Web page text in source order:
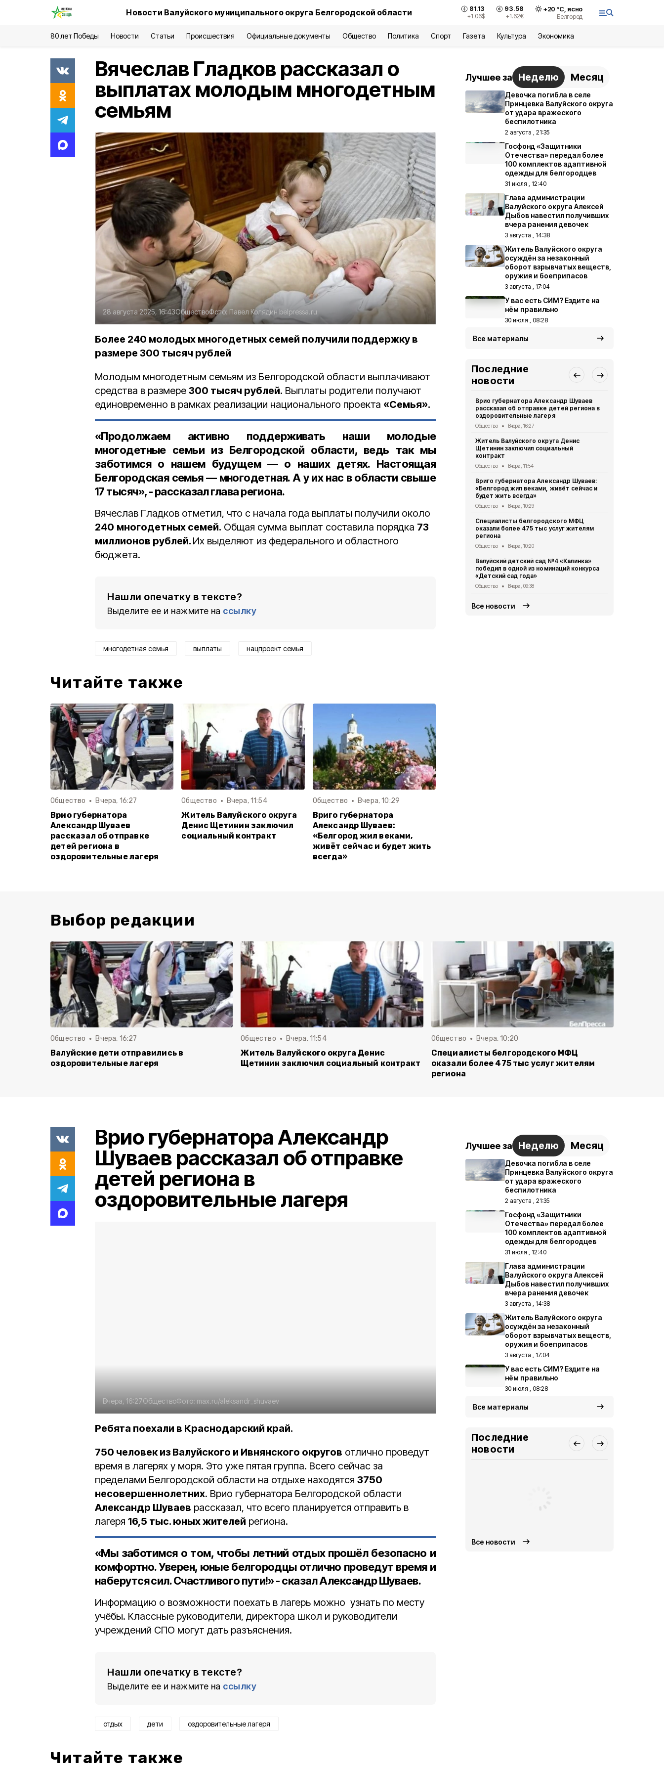
Новости Валуйского муниципального округа Белгородской области 81.13
+1.06$
93.58
+1.62€
+20 °С, ясно
Белгород
80 лет Победы Новости Статьи Происшествия Официальные документы Общество Политика Спорт Газета Культура Экономика
Вячеслав Гладков рассказал о
выплатах молодым многодетным
семьям
28 августа 2025, 16:43ОбществоФото: Павел Колядин belpressa.ru
Более 240 молодых многодетных семей получили поддержку в
размере 300 тысяч рублей
Молодым многодетным семьям из Белгородской области выплачивают
средства в размере 300 тысяч рублей. Выплаты родители получают
единовременно в рамках реализации национального проекта «Семья».
«Продолжаем активно поддерживать наши молодые
многодетные семьи из Белгородской области, ведь так мы
заботимся о нашем будущем — о наших детях. Настоящая
Белгородская семья — многодетная. А у их нас в области свыше
17 тысяч», - рассказал глава региона.
Вячеслав Гладков отметил, что с начала года выплаты получили около
240 многодетных семей. Общая сумма выплат составила порядка 73
миллионов рублей. Их выделяют из федерального и областного
бюджета.
Нашли опечатку в тексте?
Выделите ее и нажмите на ссылку
многодетная семья выплаты нацпроект семья
Читайте также
Общество Вчера, 16:27
Врио губернатора
Александр Шуваев
рассказал об отправке
детей региона в
оздоровительные лагеря
Общество Вчера, 11:54
Житель Валуйского округа
Денис Щетинин заключил
социальный контракт
Общество Вчера, 10:29
Вриго губернатора
Александр Шуваев:
«Белгород жил веками,
живёт сейчас и будет жить
всегда»
Лучшее за Неделю Месяц
Девочка погибла в селе
Принцевка Валуйского округа
от удара вражеского
беспилотника
2 августа , 21:35
Госфонд «Защитники
Отечества» передал более
100 комплектов адаптивной
одежды для белгородцев
31 июля , 12:40
Глава администрации
Валуйского округа Алексей
Дыбов навестил получивших
вчера ранения девочек
3 августа , 14:38
Житель Валуйского округа
осуждён за незаконный
оборот взрывчатых веществ,
оружия и боеприпасов
3 августа , 17:04
У вас есть СИМ? Ездите на
нём правильно
30 июля , 08:28
Все материалы
Последние
новости
Врио губернатора Александр Шуваев
рассказал об отправке детей региона в
оздоровительные лагеря
Общество Вчера, 16:27
Житель Валуйского округа Денис
Щетинин заключил социальный
контракт
Общество Вчера, 11:54
Вриго губернатора Александр Шуваев:
«Белгород жил веками, живёт сейчас и
будет жить всегда»
Общество Вчера, 10:29
Специалисты белгородского МФЦ
оказали более 475 тыс услуг жителям
региона
Общество Вчера, 10:20
Валуйский детский сад №4 «Калинка»
победил в одной из номинаций конкурса
«Детский сад года»
Общество Вчера, 09:38
Все новости
Выбор редакции
Общество Вчера, 16:27
Валуйские дети отправились в
оздоровительные лагеря
Общество Вчера, 11:54
Житель Валуйского округа Денис
Щетинин заключил социальный контракт
Общество Вчера, 10:20
Специалисты белгородского МФЦ
оказали более 475 тыс услуг жителям
региона
Врио губернатора Александр
Шуваев рассказал об отправке
детей региона в
оздоровительные лагеря
Вчера, 16:27ОбществоФото: max.ru/aleksandr_shuvaev
Ребята поехали в Краснодарский край.
750 человек из Валуйского и Ивнянского округов отлично проведут
время в лагерях у моря. Это уже пятая группа. Всего сейчас за
пределами Белгородской области на отдыхе находятся 3750
несовершеннолетних. Врио губернатора Белгородской области
Александр Шуваев рассказал, что всего планируется отправить в
лагеря 16,5 тыс. юных жителей региона.
«Мы заботимся о том, чтобы летний отдых прошёл безопасно и
комфортно. Уверен, юные белгородцы отлично проведут время и
наберутся сил. Счастливого пути!» - сказал Александр Шуваев.
Информацию о возможности поехать в лагерь можно узнать по месту
учёбы. Классные руководители, директора школ и руководители
учреждений СПО могут дать разъяснения.
Нашли опечатку в тексте?
Выделите ее и нажмите на ссылку
отдых дети оздоровительные лагеря
Читайте также
Лучшее за Неделю Месяц
Девочка погибла в селе
Принцевка Валуйского округа
от удара вражеского
беспилотника
2 августа , 21:35
Госфонд «Защитники
Отечества» передал более
100 комплектов адаптивной
одежды для белгородцев
31 июля , 12:40
Глава администрации
Валуйского округа Алексей
Дыбов навестил получивших
вчера ранения девочек
3 августа , 14:38
Житель Валуйского округа
осуждён за незаконный
оборот взрывчатых веществ,
оружия и боеприпасов
3 августа , 17:04
У вас есть СИМ? Ездите на
нём правильно
30 июля , 08:28
Все материалы
Последние
новости
Все новости